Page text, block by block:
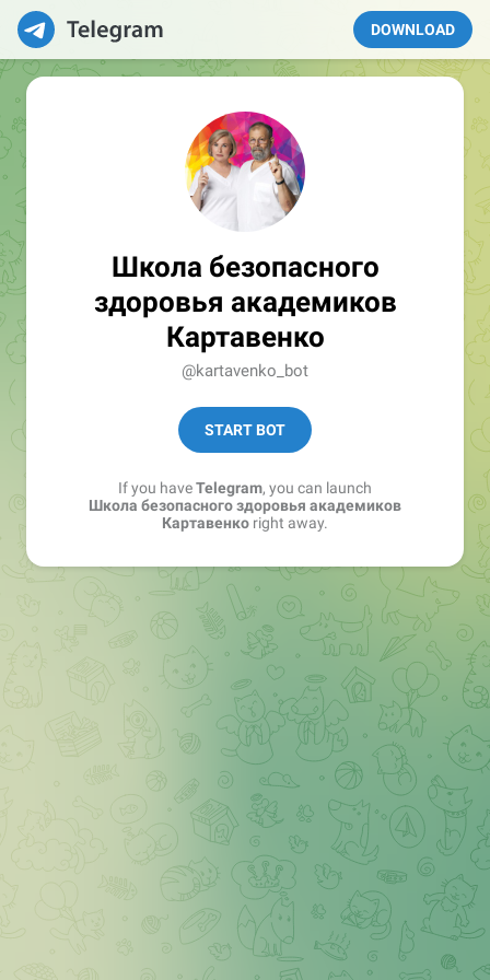
DOWNLOAD
Школа безопасного
здоровья академиков
Картавенко
@kartavenko_bot
START BOT
If you haveTelegram, you can launch
Школа безопасного здоровья академиков
Картавенко right away.